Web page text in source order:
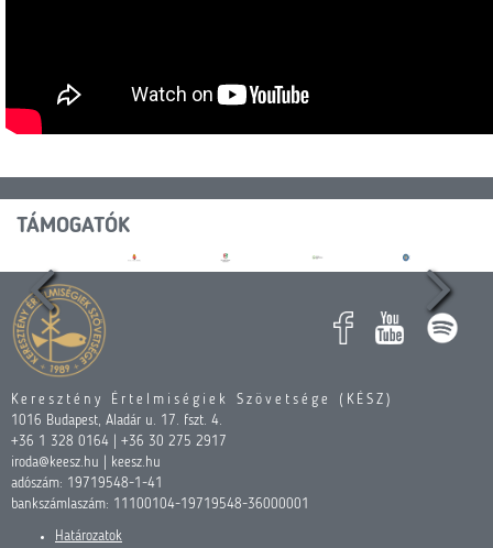
TÁMOGATÓK
Keresztény Értelmiségiek Szövetsége (KÉSZ)
1016 Budapest, Aladár u. 17. fszt. 4.
+36 1 328 0164 | +36 30 275 2917
iroda@keesz.hu | keesz.hu
adószám: 19719548-1-41
bankszámlaszám: 11100104-19719548-36000001
Határozatok